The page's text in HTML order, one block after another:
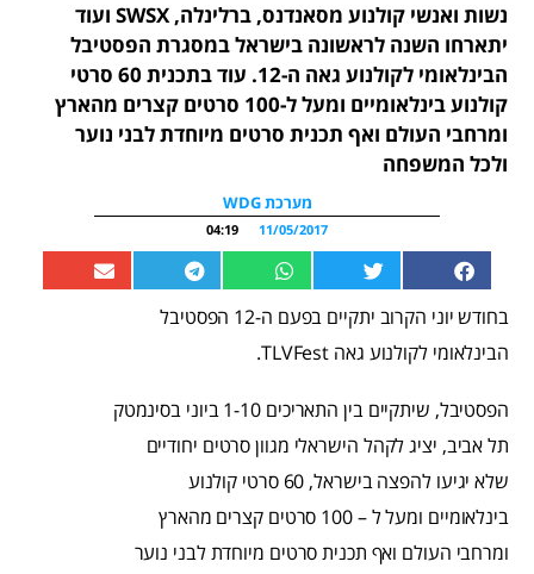
נשות ואנשי קולנוע מסאנדנס, ברלינלה, SWSX ועוד
יתארחו השנה לראשונה בישראל במסגרת הפסטיבל
הבינלאומי לקולנוע גאה ה-12. עוד בתכנית 60 סרטי
קולנוע בינלאומיים ומעל ל-100 סרטים קצרים מהארץ
ומרחבי העולם ואף תכנית סרטים מיוחדת לבני נוער
ולכל המשפחה
מערכת WDG
11/05/2017
04:19
בחודש יוני הקרוב יתקיים בפעם ה-12 הפסטיבל
הבינלאומי לקולנוע גאה TLVFest.
הפסטיבל, שיתקיים בין התאריכים 1-10 ביוני בסינמטק
תל אביב, יציג לקהל הישראלי מגוון סרטים יחודיים
שלא יגיעו להפצה בישראל, 60 סרטי קולנוע
בינלאומיים ומעל ל – 100 סרטים קצרים מהארץ
ומרחבי העולם ואף תכנית סרטים מיוחדת לבני נוער